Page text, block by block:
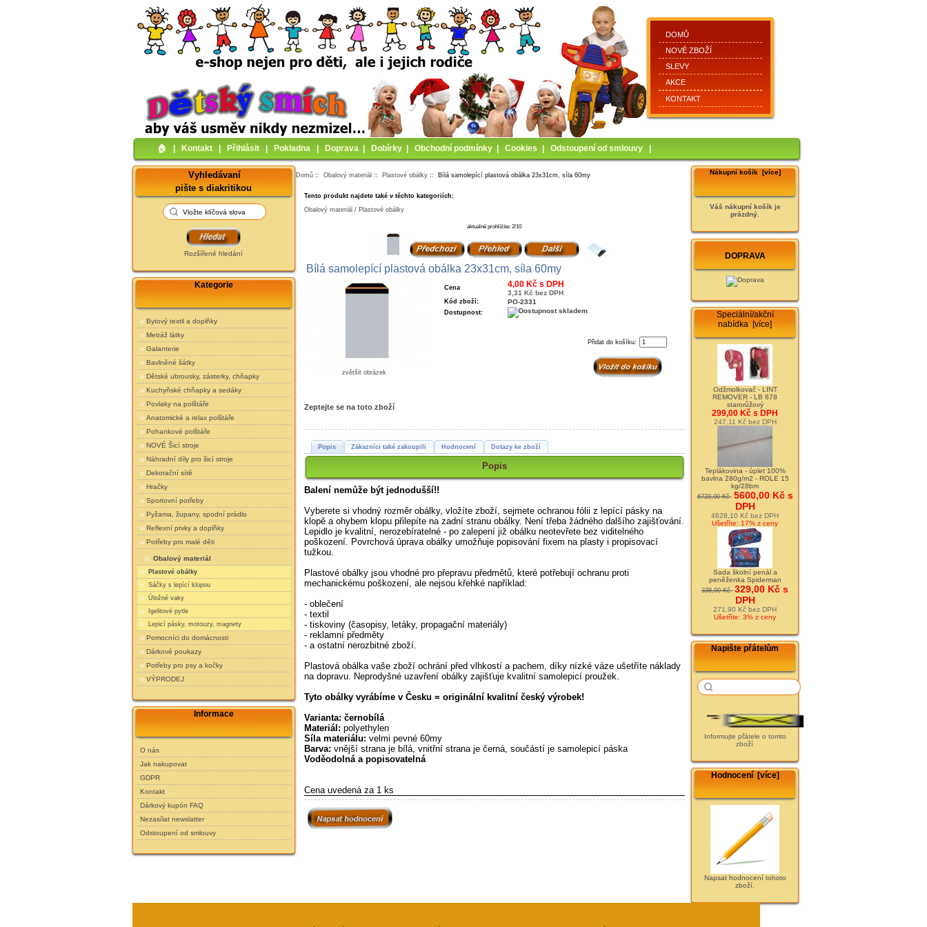
DOMŮ
NOVÉ ZBOŽÍ
SLEVY
AKCE
KONTAKT
🏠︎ Kontakt Přihlásit Pokladna Doprava Dobírky Obchodní podmínky Cookies Odstoupení od smlouvy
Vyhledávaní
pište s diakritikou
Rozšířené hledání
Kategorie
Bytový textil a doplňky
Metráž látky
Galanterie
Bavlněné šátky
Dětské ubrousky, zásterky, chňapky
Kuchyňské chňapky a sedáky
Povlaky na polštáře
Anatomické a relax polštáře
Pohankové polštáře
NOVÉ Šicí stroje
Náhradní díly pro šicí stroje
Dekorační sítě
Hračky
Sportovní potřeby
Pyžama, župany, spodní prádlo
Reflexní prvky a doplňky
Potřeby pro malé děti
Obalový materiál
Plastové obálky
Sáčky s lepící klopou
Úložné vaky
Igelitové pytle
Lepicí pásky, motouzy, magnety
Pomocníci do domácnosti
Dárkové poukazy
Potřeby pro psy a kočky
VÝPRODEJ
Informace
O nás
Jak nakupovat
GDPR
Kontakt
Dárkový kupón FAQ
Nezasílat newslatter
Odstoupení od smlouvy
Domů ::Obalový materiál :: Plastové obálky :: Bílá samolepící plastová obálka 23x31cm, síla 60my
Tento produkt najdete také v těchto kategoriích:
Obalový materiál / Plastové obálky
aktuálně prohlížíte: 2/10
Bílá samolepící plastová obálka 23x31cm, síla 60my
zvětšit obrázek
Cena 4,00 Kč s DPH
3,31 Kč bez DPH
Kód zboží: PO-2331
Dostupnost:
Přidat do košíku:
Zeptejte se na toto zboží
Popis Zákazníci také zakoupili Hodnocení Dotazy ke zboží
Popis
Balení nemůže být jednodušší!!
Vyberete si vhodný rozměr obálky, vložíte zboží, sejmete ochranou fólii z lepící pásky na
klopě a ohybem klopu přilepíte na zadní stranu obálky. Není třeba žádného dalšího zajišťování.
Lepidlo je kvalitní, nerozebíratelné - po zalepení již obálku neotevřete bez viditelného
poškození. Povrchová úprava obálky umožňuje popisování fixem na plasty i propisovací
tužkou.
Plastové obálky jsou vhodné pro přepravu předmětů, které potřebují ochranu proti
mechanickému poškození, ale nejsou křehké například:
- oblečení
- textil
- tiskoviny (časopisy, letáky, propagační materiály)
- reklamní předměty
- a ostatní nerozbitné zboží.
Plastová obálka vaše zboží ochrání před vlhkostí a pachem, díky nízké váze ušetříte náklady
na dopravu. Neprodyšné uzavření obálky zajišťuje kvalitní samolepicí proužek.
Tyto obálky vyrábíme v Česku = originální kvalitní český výrobek!
Varianta: černobílá
Materiál: polyethylen
Síla materiálu: velmi pevné 60my
Barva: vnější strana je bílá, vnitřní strana je černá, součástí je samolepicí páska
Voděodolná a popisovatelná
Cena uvedená za 1 ks
Nákupní košík [více]
Váš nákupní košík je
prázdný.
DOPRAVA
Speciální/akční
nabídka [více]
Odžmolkovač - LINT
REMOVER - LB 678
starorůžový
299,00 Kč s DPH
247,11 Kč bez DPH
Teplákovina - úplet 100%
bavlna 280g/m2 - ROLE 15
kg/28bm
6720,00 Kč 5600,00 Kč s
DPH
4628,10 Kč bez DPH
Ušetříte: 17% z ceny
Sada školní penál a
peněženka Spiderman
338,00 Kč 329,00 Kč s
DPH
271,90 Kč bez DPH
Ušetříte: 3% z ceny
Napište přátelům
Informujte přátele o tomto
zboží
Hodnocení [více]
Napsat hodnocení tohoto
zboží.